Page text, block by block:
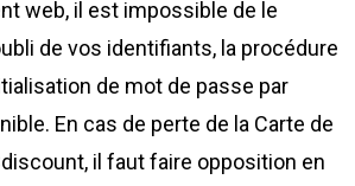
web, il est impossible de le
de vos identifiants, la procédure
de mot de passe par
En cas de perte de la Carte de
il faut faire opposition en